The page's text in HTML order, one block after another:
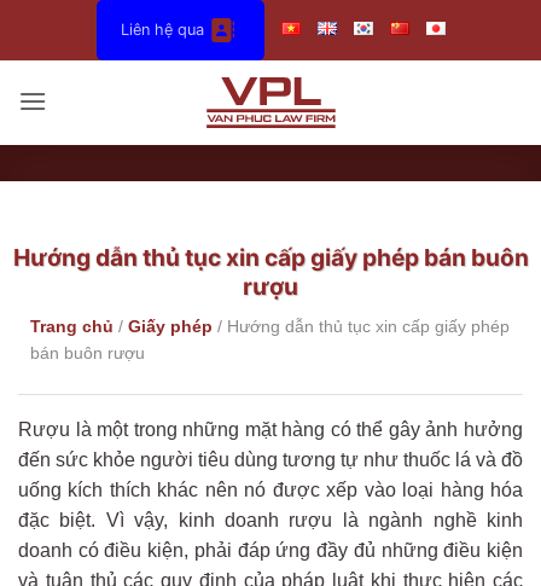
dung
Liên hệ qua
Hướng dẫn thủ tục xin cấp giấy phép bán buôn
rượu
Trang chủ / Giấy phép / Hướng dẫn thủ tục xin cấp giấy phép
bán buôn rượu
Rượu là một trong những mặt hàng có thể gây ảnh hưởng
đến sức khỏe người tiêu dùng tương tự như thuốc lá và đồ
uống kích thích khác nên nó được xếp vào loại hàng hóa
đặc biệt. Vì vậy, kinh doanh rượu là ngành nghề kinh
doanh có điều kiện, phải đáp ứng đầy đủ những điều kiện
và tuân thủ các quy định của pháp luật khi thực hiện các